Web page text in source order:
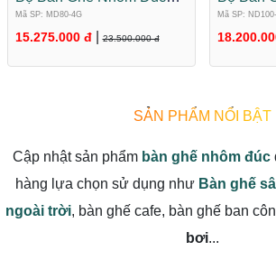
Mặt Đá Tròn 4 Ghế MD80-
4G
Mã SP: MD80-4G
15.275.000 đ 23.500.000 đ
Mặt Tròn
ND100-
Mã SP:
SẢN PHẨM NỔI BẬT
Cập nhật sản phẩm bàn ghế nhôm đúc
hàng lựa chọn sử dụng như Bàn ghế
ngoài trời, bàn ghế cafe, bàn ghế ban
bơi...